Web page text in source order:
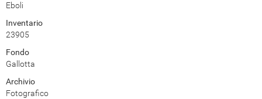
Eboli
Inventario
23905
Fondo
Gallotta
Archivio
Fotografico